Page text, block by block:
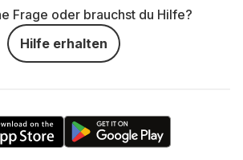
Frage oder brauchst du Hilfe?
Hilfe erhalten